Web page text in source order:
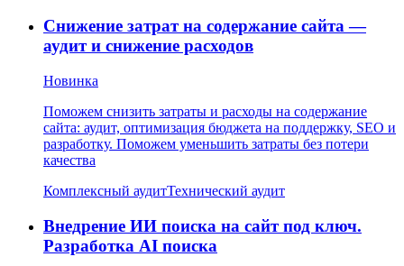
Снижение затрат на содержание сайта —
аудит и снижение расходов
Новинка
Поможем снизить затраты и расходы на содержание
сайта: аудит, оптимизация бюджета на поддержку, SEO и
разработку. Поможем уменьшить затраты без потери
качества
Комплексный аудитТехнический аудит
Внедрение ИИ поиска на сайт под ключ.
Разработка AI поиска